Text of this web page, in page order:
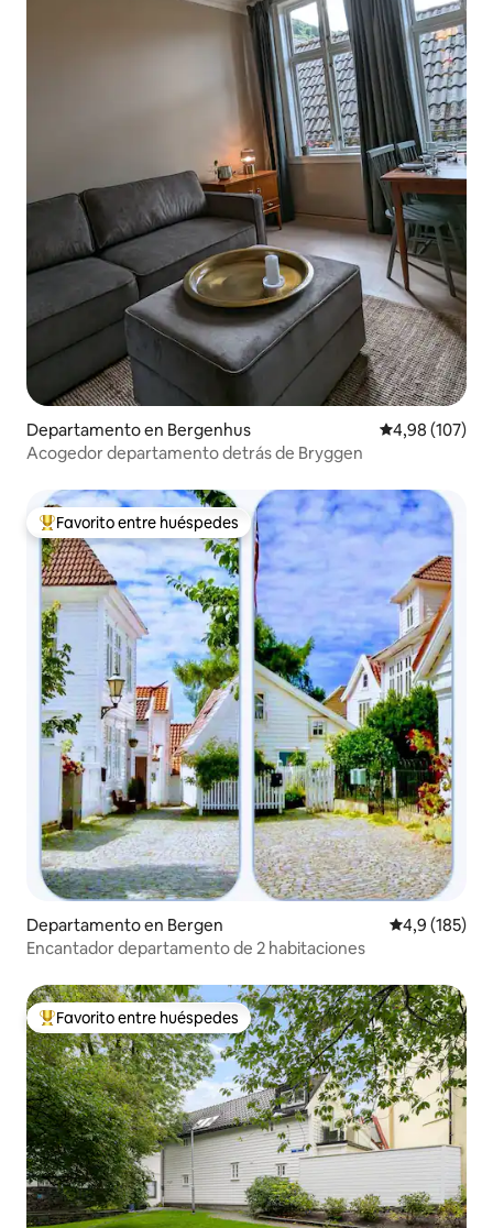
Departamento en Bergenhus Calificación
4,98 (107)
Acogedor departamento detrás de Bryggen
Favorito entre los huéspedes más destacados
Favorito entre huéspedes
Departamento en Bergen Calificación
4,9 (185)
Encantador departamento de 2 habitaciones
Favorito entre los huéspedes más destacados
Favorito entre huéspedes